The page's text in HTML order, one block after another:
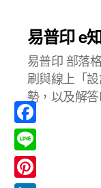
易普印 e
易普印 部落
刷與線上「
勢，以及解
F
a
c
L
i